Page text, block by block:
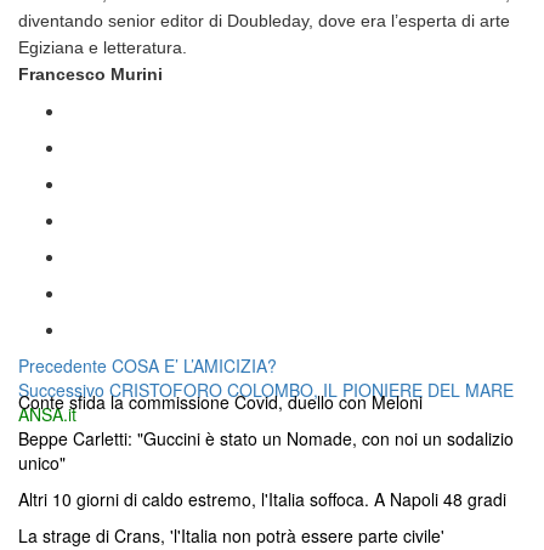
diventando senior editor di Doubleday, dove era l’esperta di arte
Egiziana e letteratura.
Francesco Murini
Navigazione
articoli
Precedente Articolo
precedente:
COSA E’ L’AMICIZIA?
Successivo Articolo
successivo:
CRISTOFORO COLOMBO, IL PIONIERE DEL MARE
ANSA.it
Conte sfida la commissione Covid, duello con Meloni
Beppe Carletti: "Guccini è stato un Nomade, con noi un sodalizio
unico"
Altri 10 giorni di caldo estremo, l'Italia soffoca. A Napoli 48 gradi
La strage di Crans, 'l'Italia non potrà essere parte civile'